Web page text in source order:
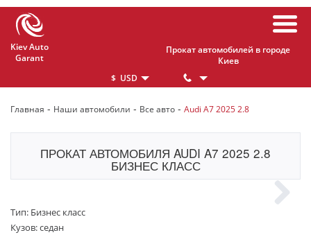
Kiev Auto
Garant
Прокат автомобилей в городе
Киев
$ USD
Главная - Наши автомобили - Все авто - Audi A7 2025 2.8
ПРОКАТ АВТОМОБИЛЯ AUDI A7 2025 2.8
БИЗНЕС КЛАСС
Тип: Бизнес класс
Кузов:cедан